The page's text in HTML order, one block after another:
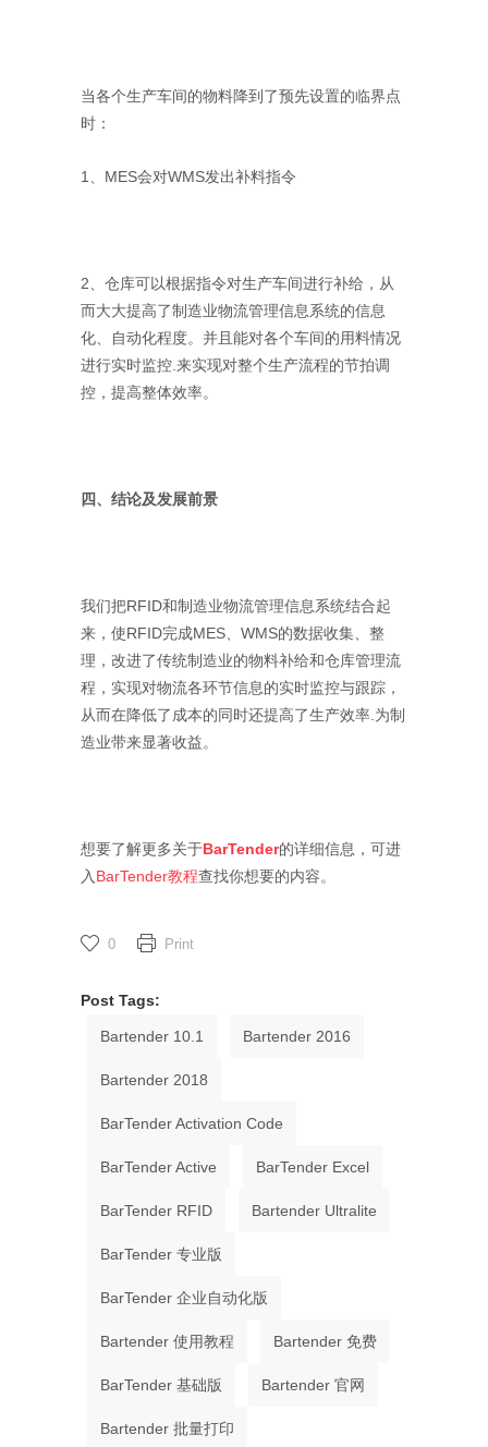
当各个生产车间的物料降到了预先设置的临界点
时：
1、MES会对WMS发出补料指令
2、仓库可以根据指令对生产车间进行补给，从
而大大提高了制造业物流管理信息系统的信息
化、自动化程度。并且能对各个车间的用料情况
进行实时监控.来实现对整个生产流程的节拍调
控，提高整体效率。
四、结论及发展前景
我们把RFID和制造业物流管理信息系统结合起
来，使RFID完成MES、WMS的数据收集、整
理，改进了传统制造业的物料补给和仓库管理流
程，实现对物流各环节信息的实时监控与跟踪，
从而在降低了成本的同时还提高了生产效率.为制
造业带来显著收益。
想要了解更多关于BarTender的详细信息，可进
入 BarTender教程查找你想要的内容。
0 Print
Post Tags:
Bartender 10.1 Bartender 2016
Bartender 2018
BarTender Activation Code
BarTender Active BarTender Excel
BarTender RFID Bartender Ultralite
BarTender 专业版
BarTender 企业自动化版
Bartender 使用教程 Bartender 免费
BarTender 基础版 Bartender 官网
Bartender 批量打印